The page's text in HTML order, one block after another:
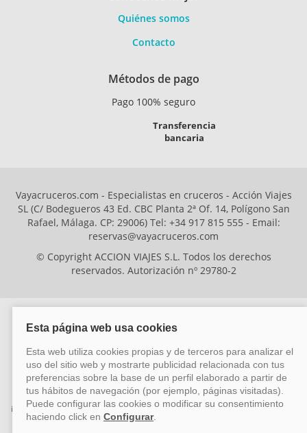
Quiénes somos
Contacto
Métodos de pago
Pago 100% seguro
Transferencia
bancaria
Vayacruceros.com - Especialistas en cruceros - Acción Viajes
SL (C/ Bodegueros 43 Ed. CBC Planta 2ª Of. 14, Polígono San
Rafael, Málaga. CP: 29006) Tel: +34 917 815 555 - Email:
reservas@vayacruceros.com
© Copyright ACCION VIAJES S.L. Todos los derechos
reservados. Autorización nº 29780-2
ACCION VIAJES SL ha sido beneficiaria del Fondo Europeo de Desarrollo
Regional (FEDER), cuyo objetivo es mejorar la competitividad de las pymes
mediante el impulso de la innovación, el desarrollo tecnológico, la
investigación de calidad y el uso seguro y fiable del ciberespacio. Gracias a
esta financiación, la empresa ha puesto en marcha un Plan de Acción